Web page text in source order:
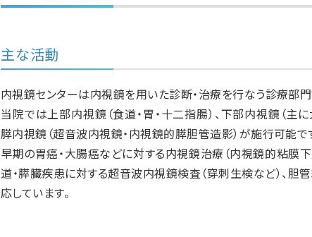
主な活動
内視鏡センターは内視鏡を用いた診断・治療を行なう診療部門
当院では上部内視鏡（食道・胃・十二指腸）、下部内視鏡（主に
膵内視鏡（超音波内視鏡・内視鏡的膵胆管造影）が施行可能で
早期の胃癌・大腸癌などに対する内視鏡治療（内視鏡的粘膜下
道・膵臓疾患に対する超音波内視鏡検査（穿刺生検など）、
応しています。